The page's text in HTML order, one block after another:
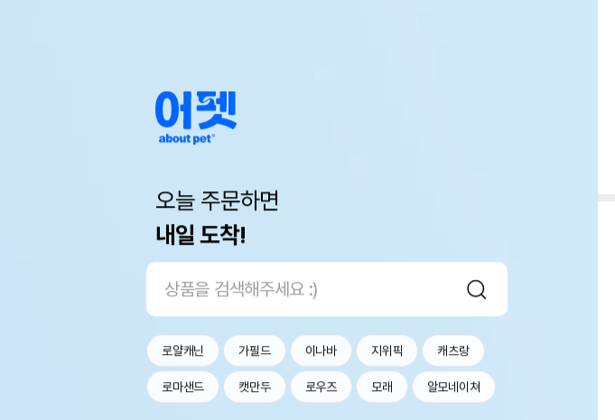
오늘 주문하면
내일 도착!
로얄캐닌 가필드 이나바 지위픽 캐츠랑
로마샌드 캣만두 로우즈 모래 알모네이쳐